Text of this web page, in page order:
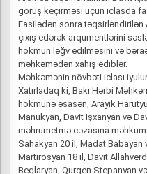
görüş keçirməsi üçün iclasda
Fasilədən sonra təqsirləndirilən
çıxış edərək arqumentlərini
hökmün ləğv edilməsini və
məhkəmədən xahiş ediblər.
Məhkəmənin növbəti iclası
Xatırladaq ki, Bakı Hərbi
hökmünə əsasən, Arayik
Manukyan, Davit İşxanyan və
məhrumetmə cəzasına
Sahakyan 20 il, Madat Babayan
Martirosyan 18 il, Davit
Beqlaryan, Qurgen Stepanyan